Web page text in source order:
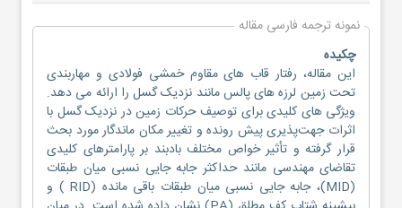
نمونه ترجمه فارسی مقاله
چکیده
این مقاله، رفتار قاب های مقاوم خمشی فولادی و مهاربندی
تحت زمین لرزه های پالس مانند نزدیک گسل را ارائه می دهد.
ویژگی های کلیدی برای توصیف حرکات زمین در نزدیک گسل با
اثرات جهت‌پذیری پیش ‌رونده و تغییر مکان ماندگار مورد بحث
قرار گرفته و تأثیر خواص مختلف بادبند بر پارامترهای کلیدی
تقاضای مهندسی مانند حداکثر جابه جایی نسبی میان طبقات
(MID)، جابه جایی نسبی میان طبقات باقی مانده (RID ) و